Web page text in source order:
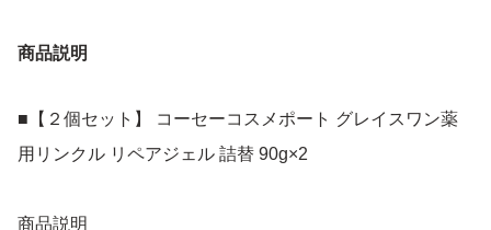
商品説明
■【２個セット】 コーセーコスメポート グレイスワン薬
用リンクル リペアジェル 詰替 90g×2
商品説明